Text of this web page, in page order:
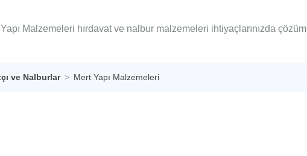
Malzemeleri hırdavat ve nalbur malzemeleri ihtiyaçlarınızda çözüm
ve Nalburlar Mert Yapı Malzemeleri